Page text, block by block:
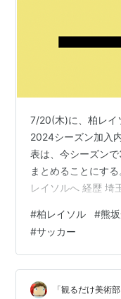
7/20(木)に、柏レイ
2024シーズン加入
表は、今シーズン
まとめることにす
レイソルへ 経歴 埼
ニアユースからユ
過ごしトップ昇格
へ進学、1年生時か
合と共に東京国際
の3月に行われたデ
#柏レイソル #熊
#サッカー
「観るだけ美術